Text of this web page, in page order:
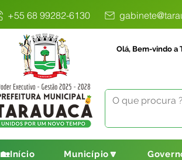
+55 68 99282-6130
Olá, Bem-vindo a
🏡Início Município🔽